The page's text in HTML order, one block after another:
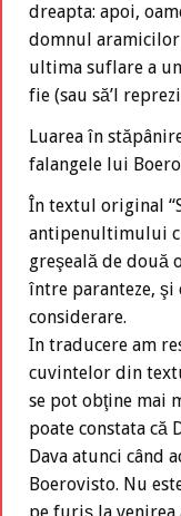
dreapta: apoi,
domnul aramicilor
ultima suflare a
fie (sau să’l
Luarea în
falangele lui
În textul original
antipenultimului
greşeală de două
între paranteze,
considerare.
In traducere am
cuvintelor din
se pot obţine mai
poate constata că
Dava atunci când
Boerovisto. Nu